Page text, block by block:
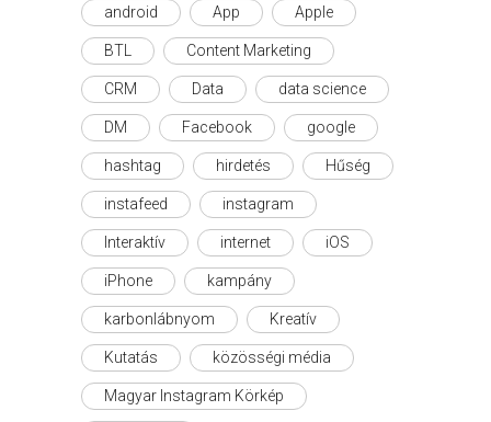
android App Apple
BTL Content Marketing
CRM Data data science
DM Facebook google
hashtag hirdetés Hűség
instafeed instagram
Interaktív internet iOS
iPhone kampány
karbonlábnyom Kreatív
Kutatás közösségi média
Magyar Instagram Körkép